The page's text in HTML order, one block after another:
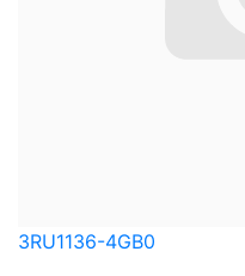
3RU1136-4GB0